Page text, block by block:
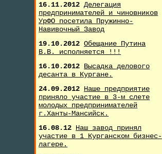
16.11.2012Делегация
предпринимателей и чиновников
УрФО посетила Пружинно-
Навивочный Завод
19.10.2012Обещание Путина
В.В. исполняется !!!
16.10.2012 Высадка делового
десанта в Кургане.
24.09.2012 Наше предприятие
приняло участие в 3-м слете
молодых предпринимателей
г.Ханты-Мансийск.
16.08.12 Наш завод принял
участие в 1 Курганском бизнес-
лагере.